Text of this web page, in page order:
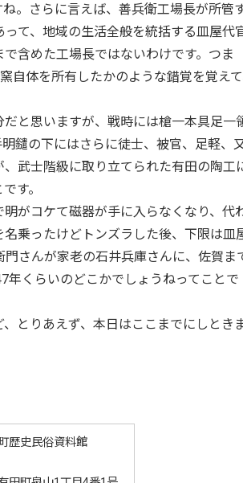
。さらに言えば、善兵衛工場長が所管
て、地域の生活全般を統括する皿屋代
含めた工場長ではないわけです。つま
自体を所有したかのような錯覚を覚えて
と思いますが、戦時には槍一本具足一
鑓の下にはさらに徒士、被官、足軽、
武士階級に取り立てられた有田の陶工
す。
がコケて磁器が手に入らなくなり、代
乗ったけどトンズラした後、下限は皿
さんが家老の石井兵庫さんに、佐賀ま
年くらいのどこかでしょうねってことで
とりあえず、本日はここまでにしとき
歴史民俗資料館